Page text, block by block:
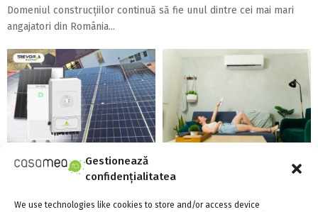
Gestionează
confidențialitatea
We use technologies like cookies to store and/or access device
Domeniul construcțiilor continuă să fie unul dintre cei mai mari
angajatori din România...
Constanța: de ce să optezi
pentru panouri...
cu soluțiile de climatizare de la
Casa...